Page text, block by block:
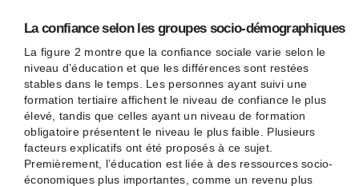
La confiance selon les groupes socio-démographiques
La figure 2 montre que la confiance sociale varie selon le
niveau d’éducation et que les différences sont restées
stables dans le temps. Les personnes ayant suivi une
formation tertiaire affichent le niveau de confiance le plus
élevé, tandis que celles ayant un niveau de formation
obligatoire présentent le niveau le plus faible. Plusieurs
facteurs explicatifs ont été proposés à ce sujet.
Premièrement, l’éducation est liée à des ressources socio-
économiques plus importantes, comme un revenu plus